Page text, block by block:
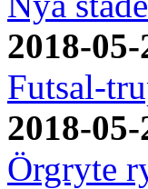
2018-
Futsal-
2018-
Örgryte